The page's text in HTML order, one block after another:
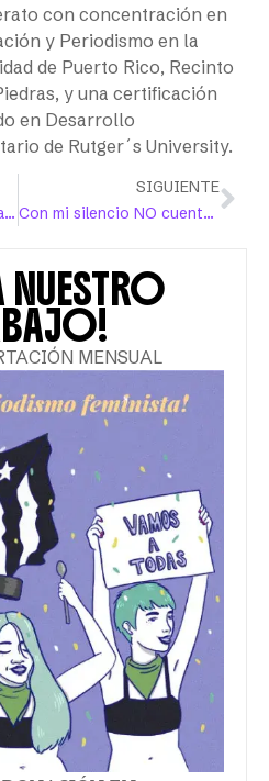
con concentración en
y Periodismo en la
de Puerto Rico, Recinto
y una certificación
en Desarrollo
de Rutger´s University.
Solo el 10% de las alcaldías dominicanas serán dirigidas por mujeres
SIGUIENTE
Con mi silencio NO cuentan
NUESTRO
MENSUAL